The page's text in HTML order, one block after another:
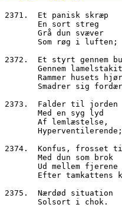
2371.  Et panisk skræp
       En sort streg
       Grå dun svæver
       Som røg i luften;
2372.  Et styrt gennem
Gennem
Rammer husets
Smadrer sig
2373.  Falder til jorden
       Med en syg lyd
       Af lemlæstelse,
       Hyperventilerende;
2374.  Konfus, frosset
       Med dun som brok
       Ud mellem fjerene
Efter tamkattens
2375.  Nærdød situation
       Solsort i chok.